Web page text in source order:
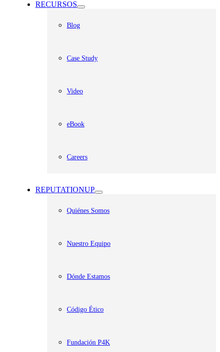
RECURSOS
Blog
Case Study
Video
eBook
Careers
REPUTATIONUP
Quiénes Somos
Nuestro Equipo
Dónde Estamos
Código Ético
Fundación P4K